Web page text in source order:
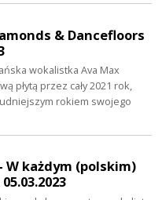
& Dancefloors
wokalistka Ava Max
płytą przez cały 2021 rok,
rokiem swojego
- W każdym (polskim)